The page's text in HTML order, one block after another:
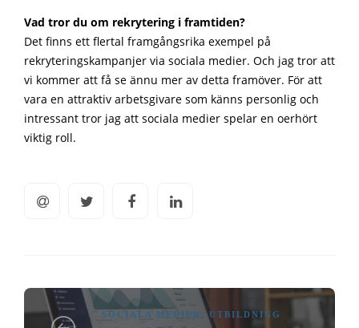
Vad tror du om rekrytering i framtiden?
Det finns ett flertal framgångsrika exempel på
rekryteringskampanjer via sociala medier. Och jag tror att
vi kommer att få se ännu mer av detta framöver. För att
vara en attraktiv arbetsgivare som känns personlig och
intressant tror jag att sociala medier spelar en oerhört
viktig roll.
SOCIALA MEDIER ,UTBILDNING